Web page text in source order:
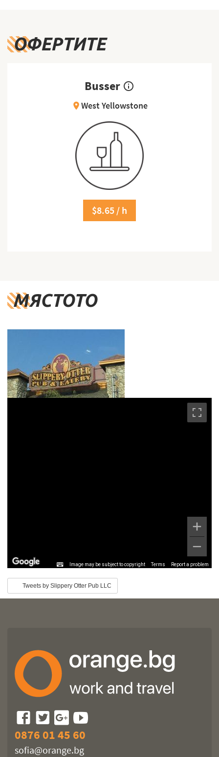
ОФЕРТИТЕ
Busser info_outline
location_on West Yellowstone
$8.65 / h
МЯСТОТО
Image may be subject to copyright Terms Report a problem
Tweets by Slippery Otter Pub LLC
0876 01 45 60
sofia@orange.bg